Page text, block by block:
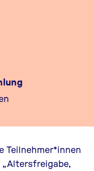
Teilnehmer*innen